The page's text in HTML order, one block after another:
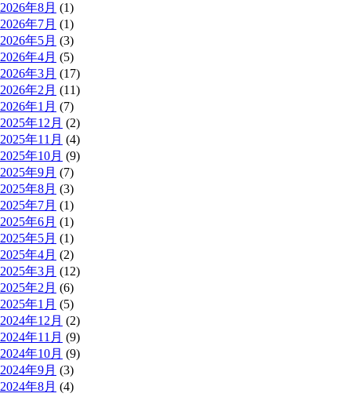
2026年8月 (1)
2026年7月 (1)
2026年5月 (3)
2026年4月 (5)
2026年3月 (17)
2026年2月 (11)
2026年1月 (7)
2025年12月 (2)
2025年11月 (4)
2025年10月 (9)
2025年9月 (7)
2025年8月 (3)
2025年7月 (1)
2025年6月 (1)
2025年5月 (1)
2025年4月 (2)
2025年3月 (12)
2025年2月 (6)
2025年1月 (5)
2024年12月 (2)
2024年11月 (9)
2024年10月 (9)
2024年9月 (3)
2024年8月 (4)